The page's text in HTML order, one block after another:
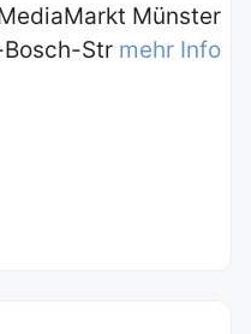
Münster
Str mehr Info